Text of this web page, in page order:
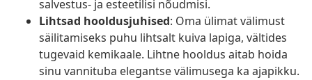
salvestus- ja esteetilisi nõudmisi.
Lihtsad hooldusjuhised: Oma ülimat välimust
säilitamiseks puhu lihtsalt kuiva lapiga, vältides
tugevaid kemikaale. Lihtne hooldus aitab hoida
sinu vannituba elegantse välimusega ka ajapikku.